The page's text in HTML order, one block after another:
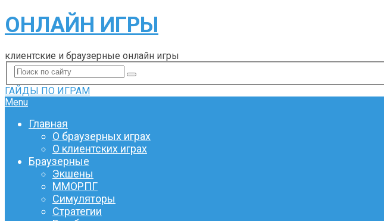
ОНЛАЙН ИГРЫ
клиентские и браузерные онлайн игры
ГАЙДЫ ПО ИГРАМ
Menu
Главная
О браузерных играх
О клиентских играх
Браузерные
Экшены
ММОРПГ
Симуляторы
Стратегии